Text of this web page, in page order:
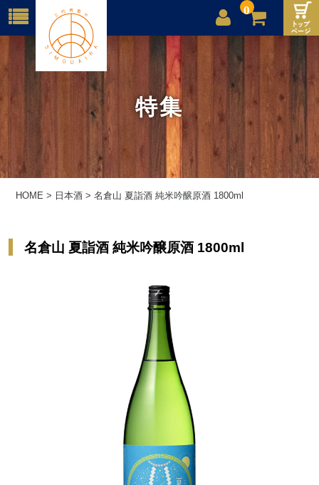
0
店舗案内
ご利用案内
送料
お問合せ
特集
HOME > 日本酒 >名倉山 夏詣酒 純米吟醸原酒 1800ml
名倉山 夏詣酒 純米吟醸原酒 1800ml